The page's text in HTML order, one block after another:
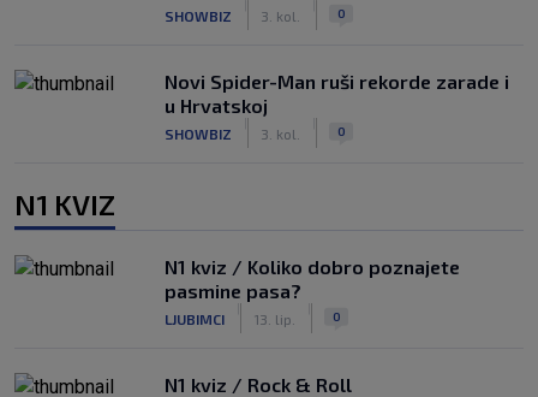
SHOWBIZ 3. kol. 0
Novi Spider-Man ruši rekorde zarade i
u Hrvatskoj
SHOWBIZ 3. kol. 0
N1 KVIZ
N1 kviz / Koliko dobro poznajete
pasmine pasa?
LJUBIMCI 13. lip. 0
N1 kviz / Rock & Roll